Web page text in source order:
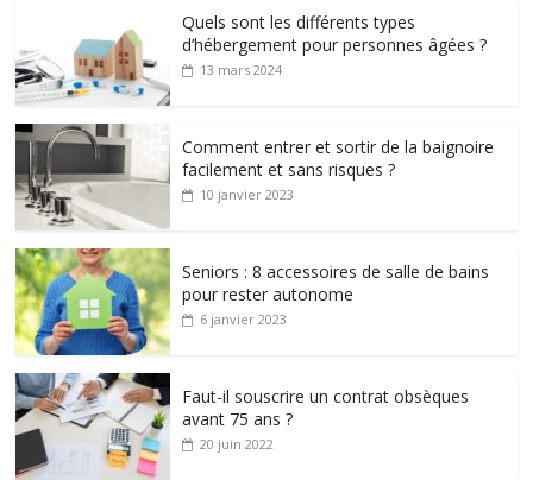
Quels sont les différents types
d’hébergement pour personnes âgées ?
13 mars 2024
Comment entrer et sortir de la baignoire
facilement et sans risques ?
10 janvier 2023
Seniors : 8 accessoires de salle de bains
pour rester autonome
6 janvier 2023
Faut-il souscrire un contrat obsèques
avant 75 ans ?
20 juin 2022